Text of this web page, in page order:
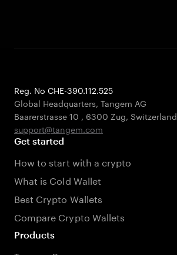
Reg. No CHE-390.112.525
Global Headquarters, Tangem AG
Baarerstrasse 10 , 6300 Zug, Switzerland
support@tangem.com
Get started
How to start with a crypto
What is Cold Wallet
Best Crypto Wallets
Compare Crypto Wallets
Products